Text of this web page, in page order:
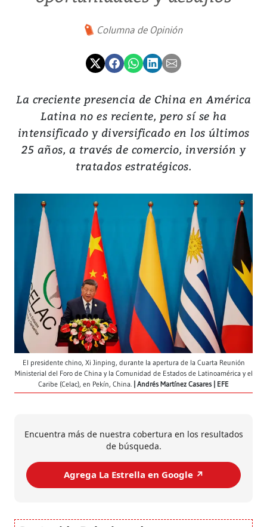
Columna de Opinión
La creciente presencia de China en América
Latina no es reciente, pero sí se ha
intensificado y diversificado en los últimos
25 años, a través de comercio, inversión y
tratados estratégicos.
El presidente chino, Xi Jinping, durante la apertura de la Cuarta Reunión
Ministerial del Foro de China y la Comunidad de Estados de Latinoamérica y el
Caribe (Celac), en Pekín, China. Andrés Martínez Casares | EFE
Encuentra más de nuestra cobertura en los resultados
de búsqueda.
Agrega La Estrella en Google ↗️